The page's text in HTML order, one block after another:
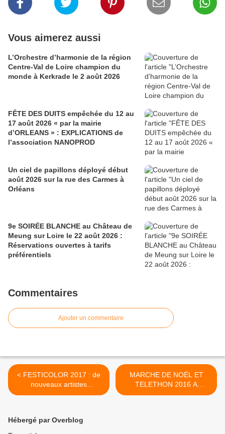
Vous aimerez aussi
L’Orchestre d’harmonie de la région
Centre-Val de Loire champion du
monde à Kerkrade le 2 août 2026
FÊTE DES DUITS empêchée du 12 au
17 août 2026 « par la mairie
d’ORLEANS » : EXPLICATIONS de
l’association NANOPROD
Un ciel de papillons déployé début
août 2026 sur la rue des Carmes à
Orléans
9e SOIRÉE BLANCHE au Château de
Meung sur Loire le 22 août 2026 :
Réservations ouvertes à tarifs
préférentiels
Commentaires
Ajouter un commentaire
< FESTICOLOR 2017 : de
nouveaux artistes
rejoignent la
MARCHE DE NOËL ET
TELETHON 2016 A
ORLÉANS : Programmes
Hébergé par Overblog